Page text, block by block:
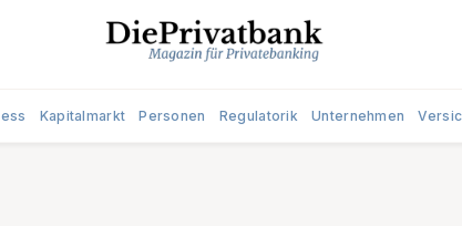
Kapitalmarkt Personen Regulatorik Unternehmen